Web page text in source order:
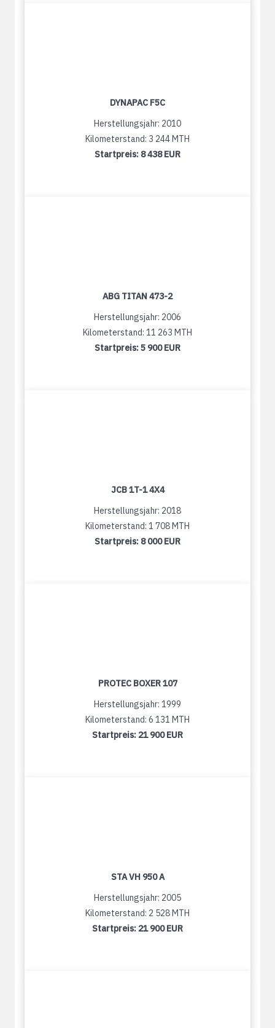
DYNAPAC F5C
Herstellungsjahr: 2010
Kilometerstand: 3 244 MTH
Startpreis: 8 438 EUR
ABG TITAN 473-2
Herstellungsjahr: 2006
Kilometerstand: 11 263 MTH
Startpreis:5 900 EUR
JCB 1T-1 4X4
Herstellungsjahr: 2018
Kilometerstand: 1 708 MTH
Startpreis: 8 000 EUR
PROTEC BOXER 107
Herstellungsjahr: 1999
Kilometerstand: 6 131 MTH
Startpreis: 21 900 EUR
STA VH 950 A
Herstellungsjahr: 2005
Kilometerstand: 2 528 MTH
Startpreis: 21 900 EUR